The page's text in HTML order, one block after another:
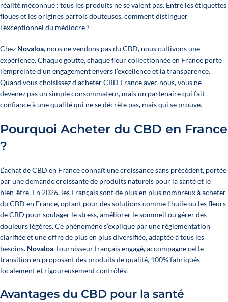
réalité méconnue : tous les produits ne se valent pas. Entre les étiquettes
floues et les origines parfois douteuses, comment distinguer
l’exceptionnel du médiocre ?
Chez Novaloa, nous ne vendons pas du CBD, nous cultivons une
expérience. Chaque goutte, chaque fleur collectionnée en France porte
l’empreinte d’un engagement envers l’excellence et la transparence.
Quand vous choisissez d’acheter CBD France avec nous, vous ne
devenez pas un simple consommateur, mais un partenaire qui fait
confiance à une qualité qui ne se décrète pas, mais qui se prouve.
Pourquoi Acheter du CBD en France
?
L’achat de CBD en France connaît une croissance sans précédent, portée
par une demande croissante de produits naturels pour la santé et le
bien-être. En 2026, les Français sont de plus en plus nombreux à acheter
du CBD en France, optant pour des solutions comme l’huile ou les fleurs
de CBD pour soulager le stress, améliorer le sommeil ou gérer des
douleurs légères. Ce phénomène s’explique par une réglementation
clarifiée et une offre de plus en plus diversifiée, adaptée à tous les
besoins. Novaloa, fournisseur français engagé, accompagne cette
transition en proposant des produits de qualité, 100% fabriqués
localement et rigoureusement contrôlés.
Avantages du CBD pour la santé